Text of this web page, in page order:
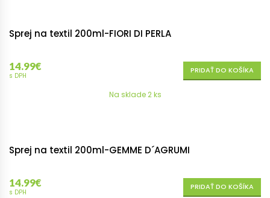
Sprej na textil 200ml-FIORI DI PERLA
14.99€
s DPH
PRIDAŤ DO KOŠÍKA
Na sklade 2 ks
Sprej na textil 200ml-GEMME D´AGRUMI
14.99€
s DPH
PRIDAŤ DO KOŠÍKA